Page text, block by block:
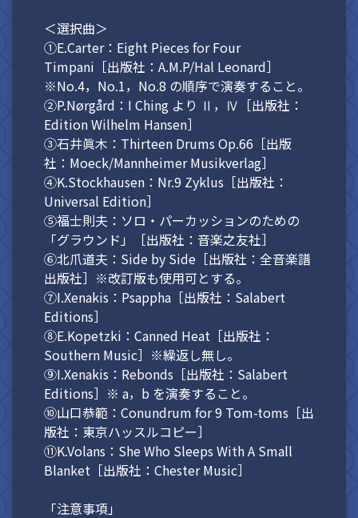
＜選択曲＞
①E.Carter：Eight Pieces for Four
Timpani［出版社：A.M.P/Hal Leonard］
※No.4，No.1，No.8 の順序で演奏すること。
②P.Nørgård：I Ching より Ⅱ，Ⅳ［出版社：
Edition Wilhelm Hansen］
③石井眞木：Thirteen Drums Op.66［出版
社：Moeck/Mannheimer Musikverlag］
④K.Stockhausen：Nr.9 Zyklus［出版社：
Universal Edition］
⑤福士則夫：ソロ・パーカッションのための
「グラウンド」［出版社：音楽之友社］
⑥北爪道夫：Side by Side［出版社：全音楽譜
出版社］※改訂版も使用可とする。
⑦I.Xenakis：Psappha［出版社：Salabert
Editions］
⑧E.Kopetzki：Canned Heat［出版社：
Southern Music］※繰返し無し。
⑨I.Xenakis：Rebonds［出版社：Salabert
Editions］※ a，b を演奏すること。
⑩山口恭範：Conundrum for 9 Tom-toms［出
版社：東京ハッスルコピー］
⑪K.Volans：She Who Sleeps With A Small
Blanket［出版社：Chester Music］
「注意事項」